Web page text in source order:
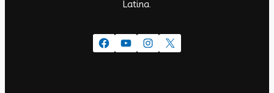
Latina.
Facebook YouTube Instagram X